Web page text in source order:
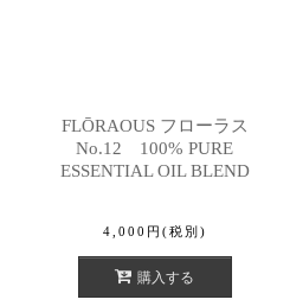
FLŌRAOUS フローラス
No.12 100% PURE
ESSENTIAL OIL BLEND
4,000 円 (税別)
購入する